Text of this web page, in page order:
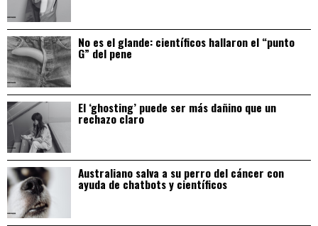
No es el glande: científicos hallaron el “punto
G” del pene
El ‘ghosting’ puede ser más dañino que un
rechazo claro
Australiano salva a su perro del cáncer con
ayuda de chatbots y científicos